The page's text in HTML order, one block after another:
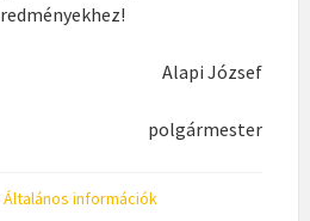
Alapi József
polgármester
Általános információk